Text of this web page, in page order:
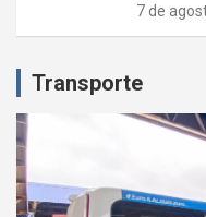
7 de
Transporte